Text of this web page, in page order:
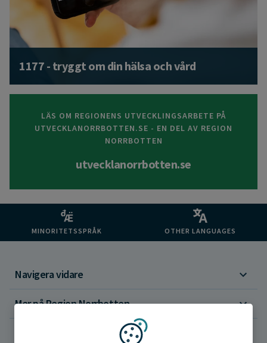
1177 - tryggt om din hälsa och vård
LÄS OM REGIONENS UTVECKLINGSARBETE PÅ
UTVECKLANORRBOTTEN.SE - EN DEL AV REGION
NORRBOTTEN
utvecklanorrbotten.se
MINORITETSSPRÅK OTHER LANGUAGES
Navigera vidare
Mer på Region Norrbotten